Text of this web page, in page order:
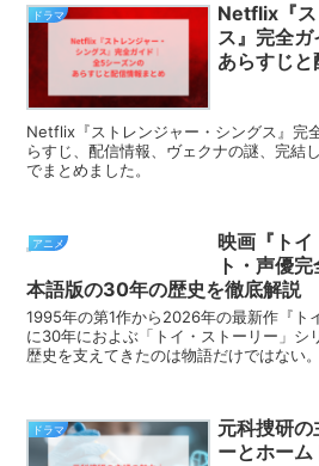
ドラマ
Netflix『ス
ス』完全
あらすじ
Netflix『ストレンジャー・シングス』完
らすじ、配信情報、ヴェクナの謎、完結
でまとめました。
アニメ
映画『ト
ト・声優
本語版の30年の歴史を徹底解説
1995年の第1作から2026年の最新作『ト
に30年におよぶ「トイ・ストーリー」シ
歴史を支えてきたのは物語だけではない
ドラマ
元科捜研の
ーとホー